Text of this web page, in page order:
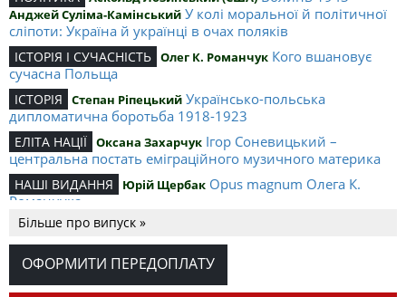
Анджей Суліма-Камінський У колі моральної й політичної
сліпоти: Україна й українці в очах поляків
ІСТОРІЯ І СУЧАСНІСТЬ Олег К. Романчук Кого вшановує
сучасна Польща
ІСТОРІЯ Степан Ріпецький Українсько-польська
дипломатична боротьба 1918-1923
ЕЛІТА НАЦІЇ Оксана Захарчук Ігор Соневицький –
центральна постать еміграційного музичного материка
НАШІ ВИДАННЯ Юрій Щербак Opus magnum Олега К.
Романчука
РЕЦЕНЗІЇ Петро Іванишин
Романчука
СЛОВО РЕДАКЦІЙНЕ Олег К. Романчук
як уособлення української політстратегії й тактики
Більше про випуск »
ОФОРМИТИ ПЕРЕДОПЛАТУ